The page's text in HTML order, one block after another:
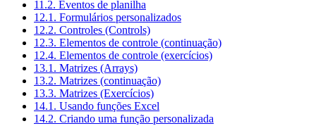
11.2. Eventos de planilha
12.1. Formulários personalizados
12.2. Controles (Controls)
12.3. Elementos de controle (continuação)
12.4. Elementos de controle (exercícios)
13.1. Matrizes (Arrays)
13.2. Matrizes (continuação)
13.3. Matrizes (Exercícios)
14.1. Usando funções Excel
14.2. Criando uma função personalizada